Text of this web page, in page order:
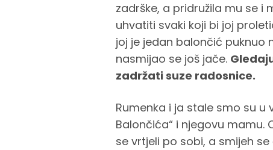
zadrške, a pridružila mu se i
uhvatiti svaki koji bi joj
joj je jedan balončić puknuo
nasmijao se još jače.
zadržati suze radosnice.
Rumenka i ja stale smo su u
Balončića“ i njegovu mamu.
se vrtjeli po sobi, a smijeh